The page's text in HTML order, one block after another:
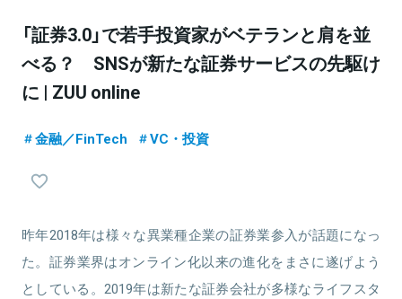
「証券3.0」で若手投資家がベテランと肩を並
べる？ SNSが新たな証券サービスの先駆け
に | ZUU online
金融／FinTech VC・投資
昨年2018年は様々な異業種企業の証券業参入が話題になっ
た。証券業界はオンライン化以来の進化をまさに遂げよう
としている。2019年は新たな証券会社が多様なライフスタ